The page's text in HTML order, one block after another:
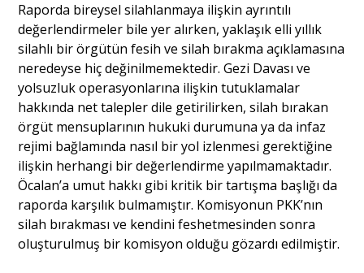
Raporda bireysel silahlanmaya ilişkin ayrıntılı
değerlendirmeler bile yer alırken, yaklaşık elli yıllık
silahlı bir örgütün fesih ve silah bırakma açıklamasına
neredeyse hiç değinilmemektedir. Gezi Davası ve
yolsuzluk operasyonlarına ilişkin tutuklamalar
hakkında net talepler dile getirilirken, silah bırakan
örgüt mensuplarının hukuki durumuna ya da infaz
rejimi bağlamında nasıl bir yol izlenmesi gerektiğine
ilişkin herhangi bir değerlendirme yapılmamaktadır.
Öcalan’a umut hakkı gibi kritik bir tartışma başlığı da
raporda karşılık bulmamıştır. Komisyonun PKK’nın
silah bırakması ve kendini feshetmesinden sonra
oluşturulmuş bir komisyon olduğu gözardı edilmiştir.